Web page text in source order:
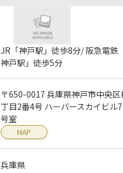
JR「神戸駅」徒歩8分/ 阪急電鉄
神戸駅」徒歩5分
〒650-0017 兵庫県神戸市中央区
丁目2番4号 ハーバースカイビル
号室
MAP
兵庫県